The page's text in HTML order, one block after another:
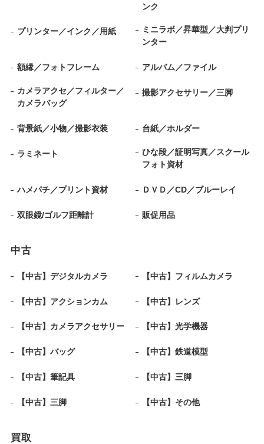
ンク
プリンター／インク／用紙
ミニラボ／昇華型／大判プリ
ンター
額縁／フォトフレーム アルバム／ファイル
カメラアクセ／フィルター／
カメラバッグ
撮影アクセサリー／三脚
背景紙／小物／撮影衣装 台紙／ホルダー
ラミネート
ひな段／証明写真／スクール
フォト資材
ハメパチ／プリント資材 ＤＶＤ／CD／ブルーレイ
双眼鏡/ゴルフ距離計 販促用品
中古
【中古】デジタルカメラ 【中古】フィルムカメラ
【中古】アクションカム 【中古】レンズ
【中古】カメラアクセサリー 【中古】光学機器
【中古】バッグ 【中古】鉄道模型
【中古】筆記具 【中古】三脚
【中古】三脚 【中古】その他
買取